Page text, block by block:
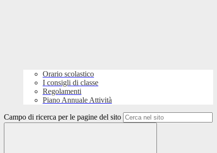
Orario scolastico
I consigli di classe
Regolamenti
Piano Annuale Attività
Campo di ricerca per le pagine del sito